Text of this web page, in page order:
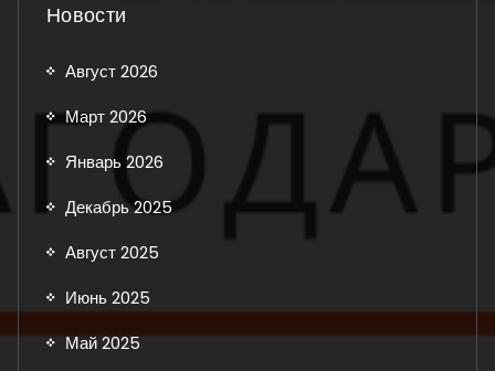
Новости
Август 2026
Март 2026
Январь 2026
Декабрь 2025
Август 2025
Июнь 2025
Май 2025